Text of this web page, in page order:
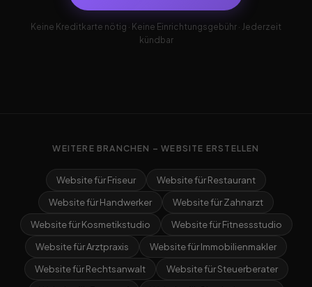
Keine Kreditkarte nötig · Keine Einrichtungsgebühr · Jederzeit
kündbar
WEITERE BRANCHEN – WEBSITE ERSTELLEN
Website für Friseur
Website für Restaurant
Website für Handwerker
Website für Zahnarzt
Website für Kosmetikstudio
Website für Fitnessstudio
Website für Arztpraxis
Website für Immobilienmakler
Website für Rechtsanwalt
Website für Steuerberater